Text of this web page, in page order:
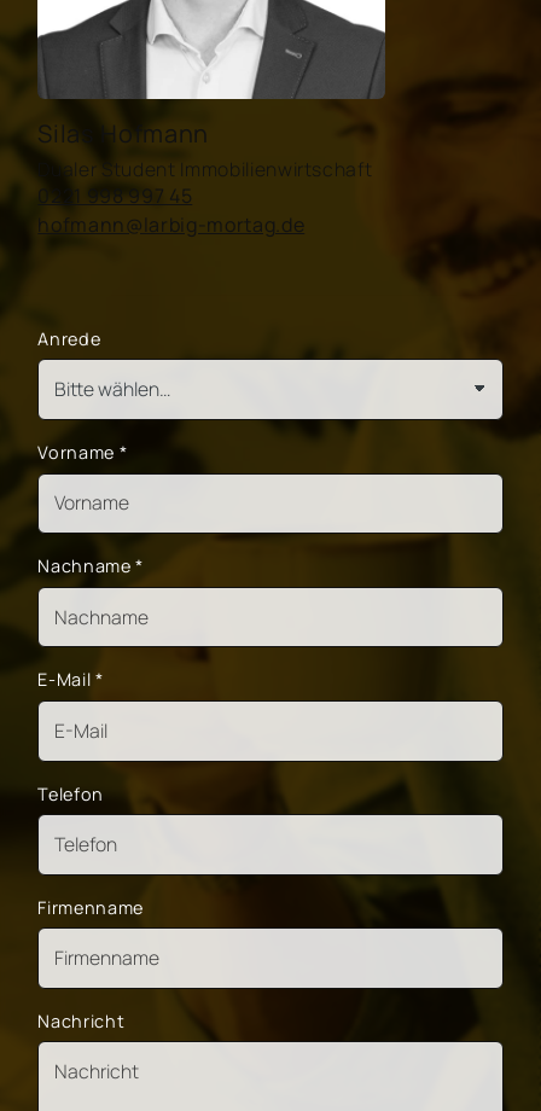
Silas Hofmann
Dualer Student Immobilienwirtschaft
0221 998 997 45
hofmann@larbig-mortag.de
Anrede
Vorname *
Nachname*
E-Mail *
Telefon
Firmenname
Nachricht